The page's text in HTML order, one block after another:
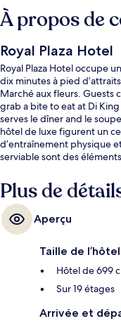
À propos de
Royal Plaza Hotel
Royal Plaza Hotel occupe
dix minutes à pied
Marché aux fleurs. Guests
grab a bite to eat at Di
serves le dîner and le
hôtel de luxe figurent un
d’entraînement physique
serviable sont des
Plus de
Aperçu
Taille de l’hôtel
Hôtel de 699
Sur 19 étages
Arrivée et